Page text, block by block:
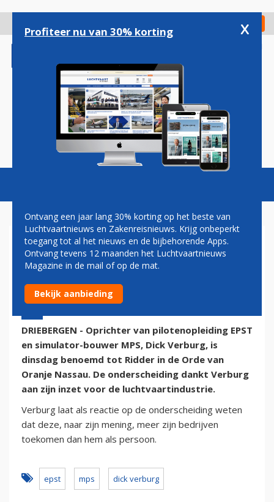
gaan
Check in
Magazine Podcasts Vacatures
LUCHTVAARTONDERNEMER
DICK VERBURG GERIDDERD
27 april 2016 - 11:00
DRIEBERGEN - Oprichter van pilotenopleiding EPST
en simulator-bouwer MPS, Dick Verburg, is
dinsdag benoemd tot Ridder in de Orde van
Oranje Nassau. De onderscheiding dankt Verburg
aan zijn inzet voor de luchtvaartindustrie.
Verburg laat als reactie op de onderscheiding weten
dat deze, naar zijn mening, meer zijn bedrijven
toekomen dan hem als persoon.
epst mps dick verburg
Profiteer nu van 30% korting x
Ontvang een jaar lang 30% korting op het beste van
Luchtvaartnieuws en Zakenreisnieuws. Krijg onbeperkt
toegang tot al het nieuws en de bijbehorende Apps.
Ontvang tevens 12 maanden het Luchtvaartnieuws
Magazine in de mail of op de mat.
Bekijk aanbieding